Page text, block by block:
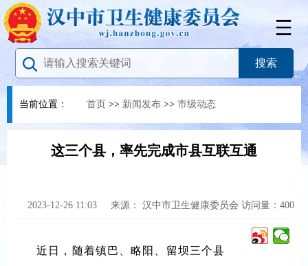
当前位置： 首页 >> 新闻发布 >> 市级动态
这三个县，率先完成市县互联互通
2023-12-26 11:03 来源： 汉中市卫生健康委员会 访问量： 400
近日，随着镇巴、略阳、留坝三个县